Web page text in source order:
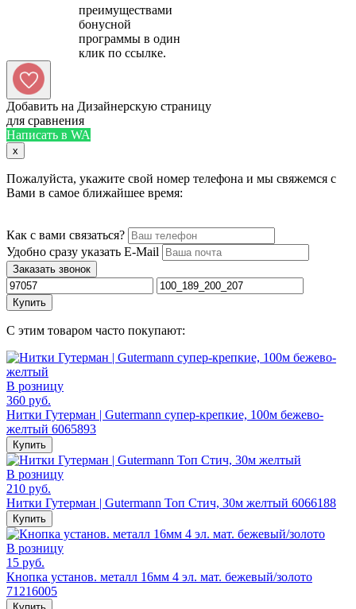
преимуществами
бонусной
программы в один
Добавить на Дизайнерскую страницу
для сравнения
Написать в WA
x
Пожалуйста, укажите свой номер телефона и мы свяжемся с
Вами в самое ближайшее время:
Как с вами связаться?
Удобно сразу указать E-Mail
Заказать звонок
Купить
С этим товаром часто покупают:
В розницу
360 руб.
Нитки Гутерман | Gutermann супер-крепкие, 100м бежево-
желтый 6065893
Купить
В розницу
210 руб.
Нитки Гутерман | Gutermann Топ Стич, 30м желтый 6066188
Купить
В розницу
15 руб.
Кнопка установ. металл 16мм 4 эл. мат. бежевый/золото
71216005